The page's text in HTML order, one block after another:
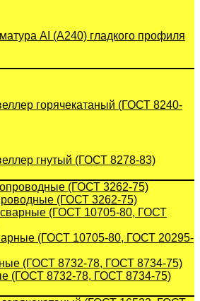
АI (A240) гладкого профиля
горячекатаный (ГОСТ 8240-
гнутый (ГОСТ 8278-83)
(ГОСТ 3262-75)
(ГОСТ 10705-80, ГОСТ 20295-
(ГОСТ 8732-78, ГОСТ 8734-75)